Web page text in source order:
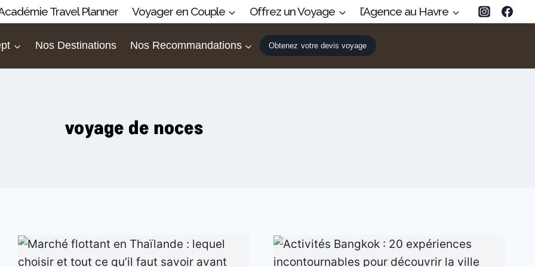
Travel Planner Voyager en Couple Offrez un Voyage l’Agence au Havre
Nos Destinations Nos Recommandations Obtenez votre devis voyage
voyage de noces